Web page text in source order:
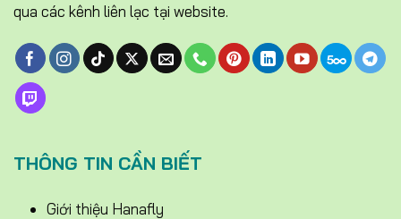
qua các kênh liên lạc tại website.
THÔNG TIN CẦN BIẾT
Giới thiệu Hanafly